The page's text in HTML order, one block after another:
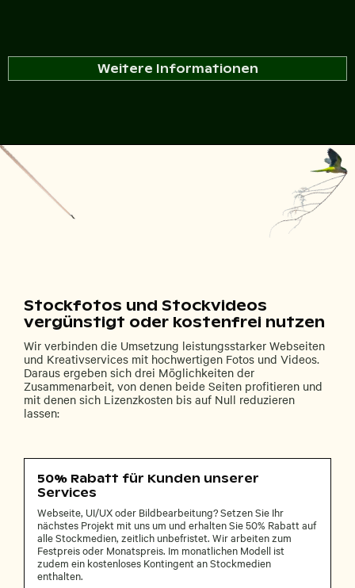
Weitere Informationen
Stockfotos und Stockvideos
vergünstigt oder kostenfrei nutzen
Wir verbinden die Umsetzung leistungsstarker Webseiten
und Kreativservices mit hochwertigen Fotos und Videos.
Daraus ergeben sich drei Möglichkeiten der
Zusammenarbeit, von denen beide Seiten profitieren und
mit denen sich Lizenzkosten bis auf Null reduzieren
lassen:
50% Rabatt für Kunden unserer
Services
Webseite, UI/UX oder Bildbearbeitung? Setzen Sie Ihr
nächstes Projekt mit uns um und erhalten Sie 50% Rabatt auf
alle Stockmedien, zeitlich unbefristet. Wir arbeiten zum
Festpreis oder Monatspreis. Im monatlichen Modell ist
zudem ein kostenloses Kontingent an Stockmedien
enthalten.